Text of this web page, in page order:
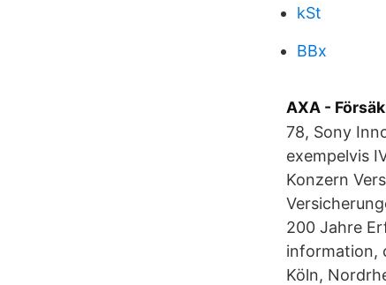
kSt
BBx
AXA -
78, Sony
exempelvis
Konzern
200 Jahre
information,
Köln,